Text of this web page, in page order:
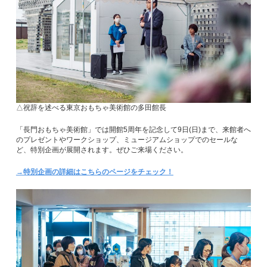
△祝辞を述べる東京おもちゃ美術館の多田館長
「長門おもちゃ美術館」では開館5周年を記念して9日(日)まで、来館者へ
のプレゼントやワークショップ、ミュージアムショップでのセールな
ど、特別企画が展開されます。ぜひご来場ください。
→特別企画の詳細はこちらのページをチェック！